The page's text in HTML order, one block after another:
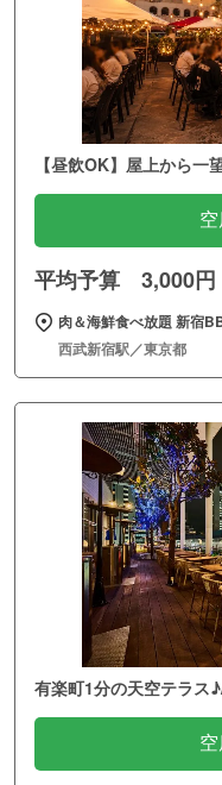
【昼飲OK】屋上から一
平均予算 3,000円
肉＆海鮮食べ放題 新宿
西武新宿駅／東京都
有楽町1分の天空テラス